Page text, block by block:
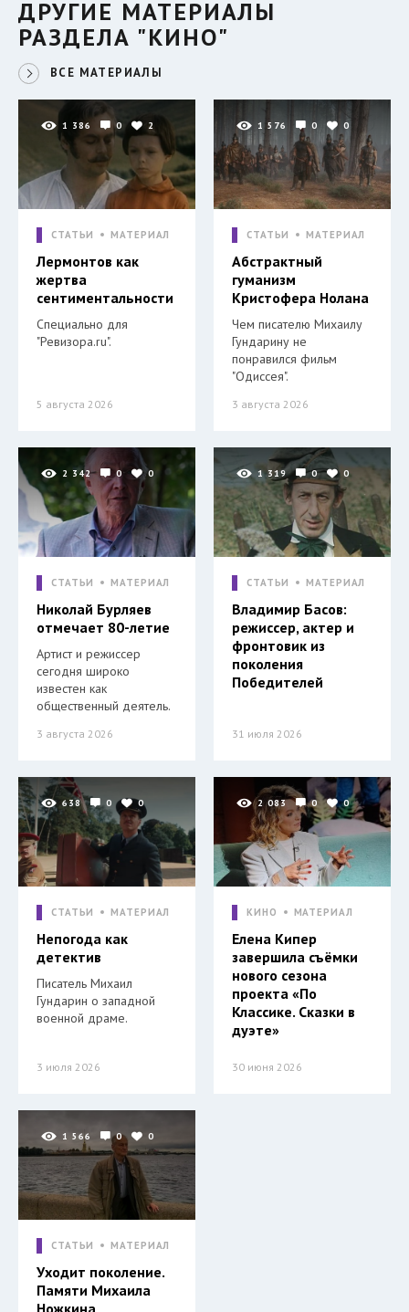
ДРУГИЕ МАТЕРИАЛЫ
РАЗДЕЛА "КИНО"
ВСЕ МАТЕРИАЛЫ
1 386 0 2
СТАТЬИ МАТЕРИАЛ
Лермонтов как
жертва
сентиментальности
Специально для
"Ревизора.ru".
5 августа 2026
1 576 0 0
СТАТЬИ МАТЕРИАЛ
Абстрактный
гуманизм
Кристофера Нолана
Чем писателю Михаилу
Гундарину не
понравился фильм
"Одиссея".
3 августа 2026
2 342 0 0
СТАТЬИ МАТЕРИАЛ
Николай Бурляев
отмечает 80-летие
Артист и режиссер
сегодня широко
известен как
общественный деятель.
3 августа 2026
1 319 0 0
СТАТЬИ МАТЕРИАЛ
Владимир Басов:
режиссер, актер и
фронтовик из
поколения
Победителей
31 июля 2026
638 0 0
СТАТЬИ МАТЕРИАЛ
Непогода как
детектив
Писатель Михаил
Гундарин о западной
военной драме.
3 июля 2026
2 083 0 0
КИНО МАТЕРИАЛ
Елена Кипер
завершила съёмки
нового сезона
проекта «По
Классике. Сказки в
дуэте»
30 июня 2026
1 566 0 0
СТАТЬИ МАТЕРИАЛ
Уходит поколение.
Памяти Михаила
Ножкина